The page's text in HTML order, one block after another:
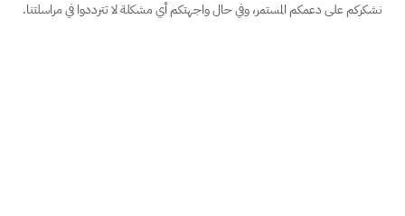
نشكركم على دعمكم المستمر، وفي حال واجهتكم أي مشكلة لا تترددوا في مراسلتنا.